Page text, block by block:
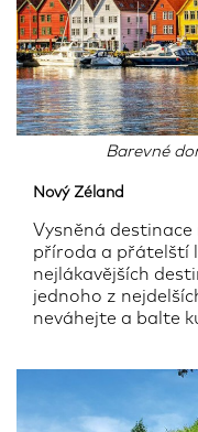
Barevné
Nový Zéland
Vysněná
příroda a přátelští
nejlákavějších
jednoho z
neváhejte a balte